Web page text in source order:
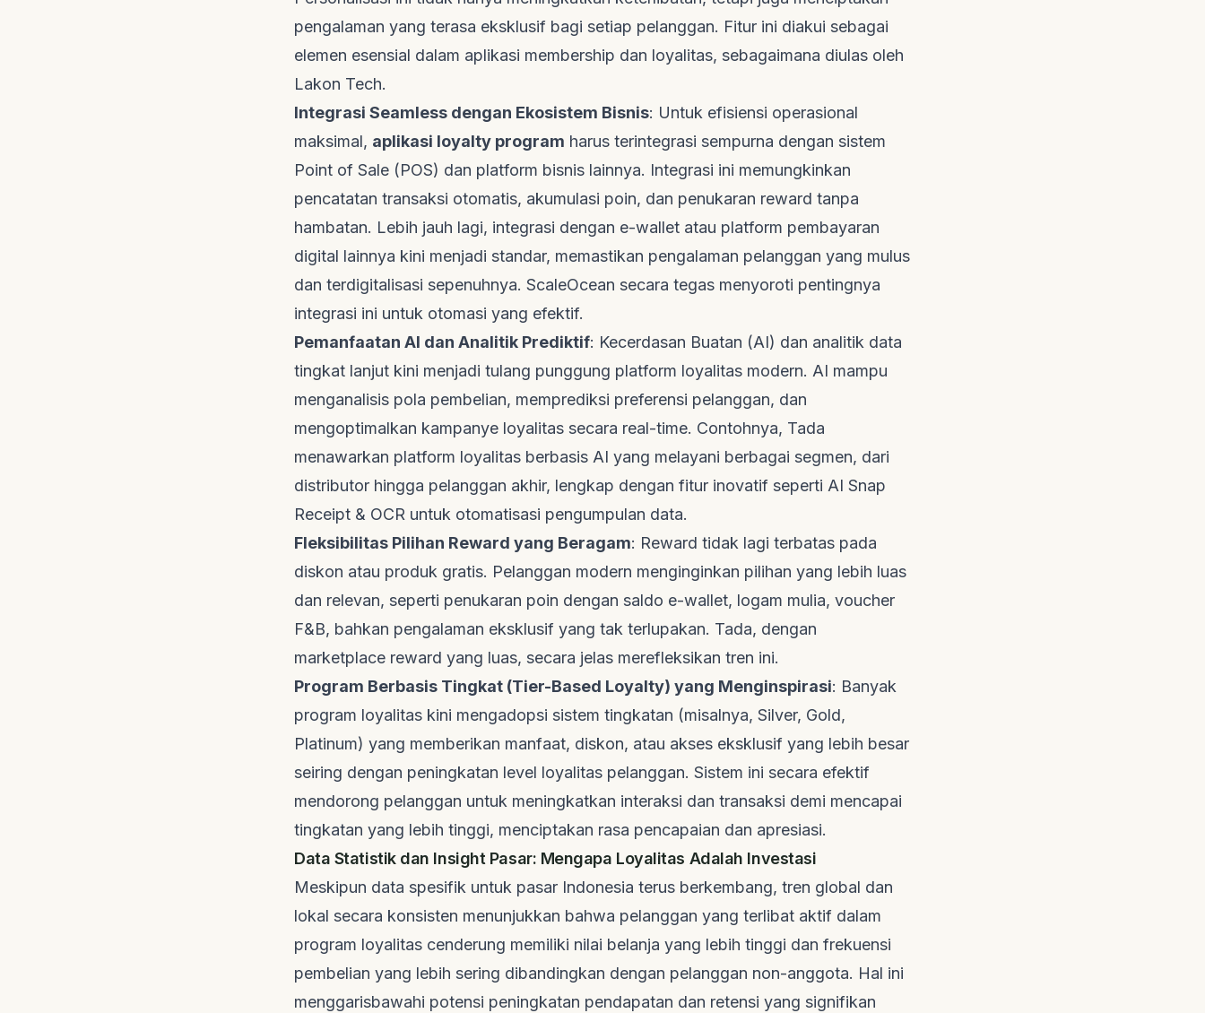
pengalaman yang terasa eksklusif bagi setiap pelanggan. Fitur ini diakui sebagai
elemen esensial dalam aplikasi membership dan loyalitas, sebagaimana diulas oleh
Lakon Tech.
Integrasi Seamless dengan Ekosistem Bisnis: Untuk efisiensi operasional
maksimal, aplikasi loyalty program harus terintegrasi sempurna dengan sistem
Point of Sale (POS) dan platform bisnis lainnya. Integrasi ini memungkinkan
pencatatan transaksi otomatis, akumulasi poin, dan penukaran reward tanpa
hambatan. Lebih jauh lagi, integrasi dengan e-wallet atau platform pembayaran
digital lainnya kini menjadi standar, memastikan pengalaman pelanggan yang mulus
dan terdigitalisasi sepenuhnya. ScaleOcean secara tegas menyoroti pentingnya
integrasi ini untuk otomasi yang efektif.
Pemanfaatan AI dan Analitik Prediktif: Kecerdasan Buatan (AI) dan analitik data
tingkat lanjut kini menjadi tulang punggung platform loyalitas modern. AI mampu
menganalisis pola pembelian, memprediksi preferensi pelanggan, dan
mengoptimalkan kampanye loyalitas secara real-time. Contohnya, Tada
menawarkan platform loyalitas berbasis AI yang melayani berbagai segmen, dari
distributor hingga pelanggan akhir, lengkap dengan fitur inovatif seperti AI Snap
Receipt & OCR untuk otomatisasi pengumpulan data.
Fleksibilitas Pilihan Reward yang Beragam: Reward tidak lagi terbatas pada
diskon atau produk gratis. Pelanggan modern menginginkan pilihan yang lebih luas
dan relevan, seperti penukaran poin dengan saldo e-wallet, logam mulia, voucher
F&B, bahkan pengalaman eksklusif yang tak terlupakan. Tada, dengan
marketplace reward yang luas, secara jelas merefleksikan tren ini.
Program Berbasis Tingkat (Tier-Based Loyalty) yang Menginspirasi: Banyak
program loyalitas kini mengadopsi sistem tingkatan (misalnya, Silver, Gold,
Platinum) yang memberikan manfaat, diskon, atau akses eksklusif yang lebih besar
seiring dengan peningkatan level loyalitas pelanggan. Sistem ini secara efektif
mendorong pelanggan untuk meningkatkan interaksi dan transaksi demi mencapai
tingkatan yang lebih tinggi, menciptakan rasa pencapaian dan apresiasi.
Data Statistik dan Insight Pasar: Mengapa Loyalitas Adalah Investasi
Meskipun data spesifik untuk pasar Indonesia terus berkembang, tren global dan
lokal secara konsisten menunjukkan bahwa pelanggan yang terlibat aktif dalam
program loyalitas cenderung memiliki nilai belanja yang lebih tinggi dan frekuensi
pembelian yang lebih sering dibandingkan dengan pelanggan non-anggota. Hal ini
menggarisbawahi potensi peningkatan pendapatan dan retensi yang signifikan